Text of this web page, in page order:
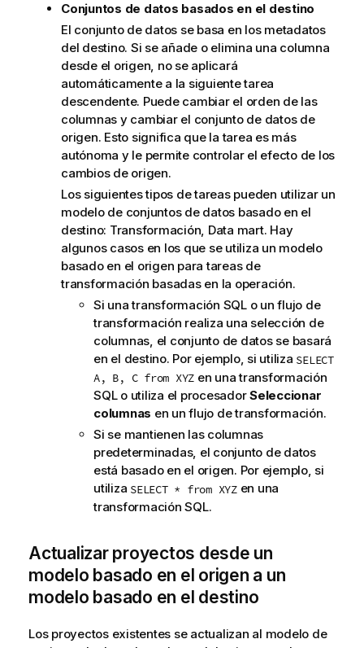
Conjuntos de datos basados en el destino
El conjunto de datos se basa en los metadatos
del destino. Si se añade o elimina una columna
desde el origen, no se aplicará
automáticamente a la siguiente tarea
descendente. Puede cambiar el orden de las
columnas y cambiar el conjunto de datos de
origen. Esto significa que la tarea es más
autónoma y le permite controlar el efecto de los
cambios de origen.
Los siguientes tipos de tareas pueden utilizar un
modelo de conjuntos de datos basado en el
destino: Transformación, Data mart. Hay
algunos casos en los que se utiliza un modelo
basado en el origen para tareas de
transformación basadas en la operación.
Si una transformación SQL o un flujo de
transformación realiza una selección de
columnas, el conjunto de datos se basará
en el destino. Por ejemplo, si utiliza SELECT
A, B, C from XYZ en una transformación
SQL o utiliza el procesadorSeleccionar
columnas en un flujo de transformación.
Si se mantienen las columnas
predeterminadas, el conjunto de datos
está basado en el origen. Por ejemplo, si
utiliza SELECT * from XYZen una
transformación SQL.
Actualizar proyectos desde un
modelo basado en el origen a un
modelo basado en el destino
Los proyectos existentes se actualizan al modelo de